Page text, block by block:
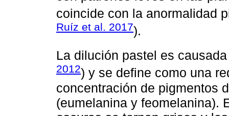
coincide con la anormalidad
Ruíz et al. 2017).
La dilución pastel es
2012) y se define como una
concentración de pigmentos
(eumelanina y feomelanina).